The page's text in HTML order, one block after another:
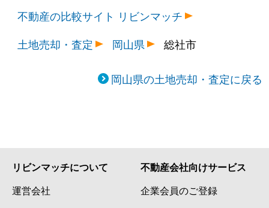
不動産の比較サイト リビンマッチ
土地売却・査定
岡山県 総社市
岡山県の土地売却・査定に戻る
リビンマッチについて
運営会社
不動産会社向けサービス
企業会員のご登録